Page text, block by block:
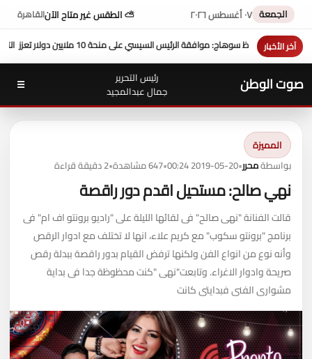
الجمعة ٠٧ أغسطس ٢٠٢٦ ⛅ الطقس غير متاح الآنالقاهرة
آخر الأخبار
بمشاركة محافظ سوهاج في دولار تعزز التنمية بالمحافظة
صوت الوطن
رئيس التحرير
جمال عبدالمجيد
☰
المميزة
بواسطةمحرر•
2019-05-20 00:24
•647 مشاهدة •2 دقيقة قراءة
نهي صالح: مستحيل اقدم دور راقصة
قالت الفنانة "نهى صالح" فى لقائها الليلة على "راديو برونتو اف ام" فى
برنامج "برونتو سكوب" مع كريم علاء، انها لا تختلف مع ادوار الرقص
وأنه نوع من انواع الفن ولكنها ترفض القيام بدور راقصة ببدلة رقص
صريحة وادوار الاغراء. وتابعت"نهى "كنت محظوظة جدا فى بداية
مشوارى الفنى فبدايتى كانت